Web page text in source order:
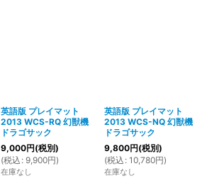
英語版 プレイマット
2013 WCS-RQ 幻獣機
ドラゴサック
9,000円(税別)
(税込 : 9,900円)
在庫なし
英語版 プレイマット
2013 WCS-NQ 幻獣機
ドラゴサック
9,800円(税別)
(税込 : 10,780円)
在庫なし